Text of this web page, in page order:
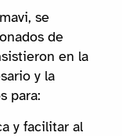
se
de
en la
y la
para:
y facilitar al